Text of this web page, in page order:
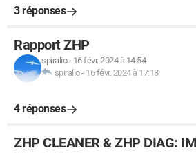
3 réponses
Rapport ZHP
spiralio- 16 févr. 2024 à 14:54
spiralio- 16 févr. 2024 à 17:18
4 réponses
ZHP CLEANER & ZHP DIAG: